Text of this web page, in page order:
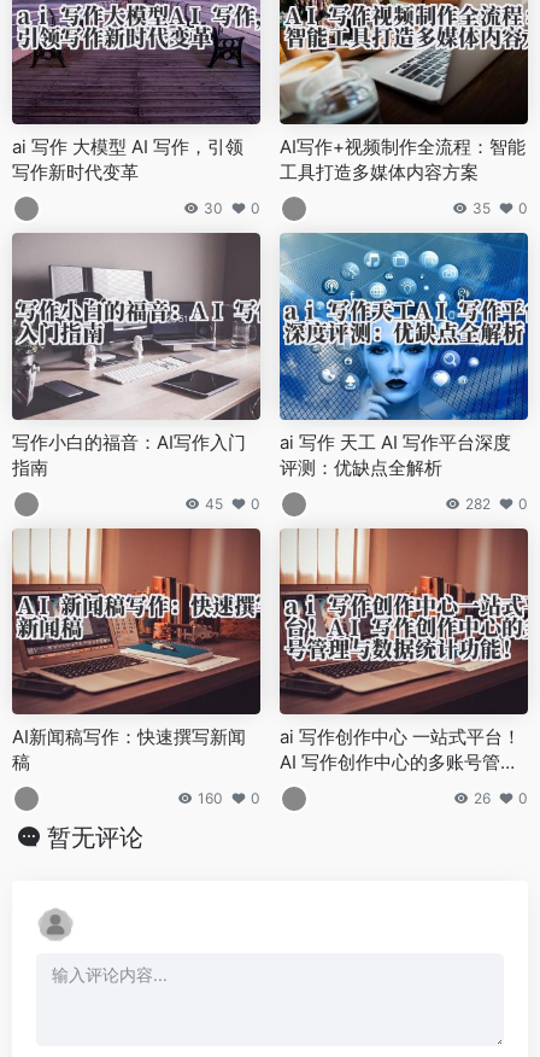
ai 写作 大模型 AI 写作，引领
写作新时代变革
30 0
AI写作+视频制作全流程：智能
工具打造多媒体内容方案
35 0
写作小白的福音：AI写作入门
指南
45 0
ai 写作 天工 AI 写作平台深度
评测：优缺点全解析
282 0
AI新闻稿写作：快速撰写新闻
稿
160 0
ai 写作创作中心 一站式平台！
AI 写作创作中心的多账号管理
与数据统计功能！
26 0
暂无评论